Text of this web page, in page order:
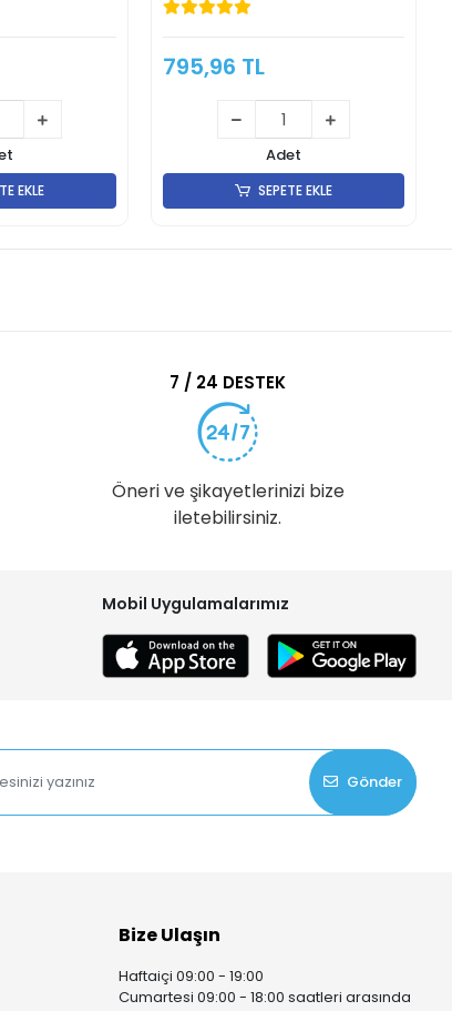
EKLE
795,96 TL
Adet
SEPETE EKLE
7 / 24 DESTEK
Öneri ve şikayetlerinizi bize
iletebilirsiniz.
Mobil Uygulamalarımız
Gönder
Bize Ulaşın
Haftaiçi 09:00 - 19:00
Cumartesi 09:00 - 18:00 saatleri arasında